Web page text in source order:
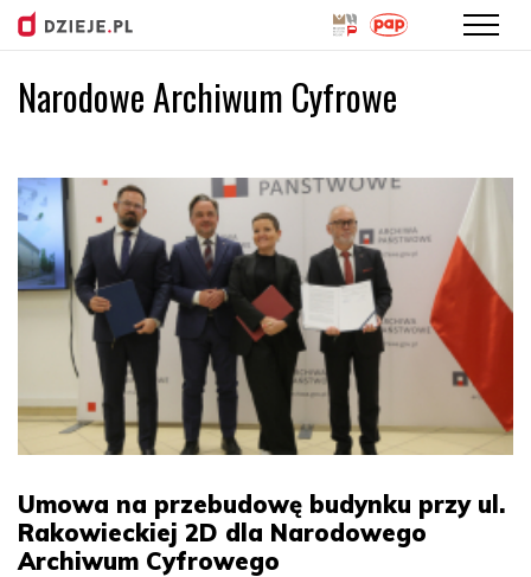
Przejdź
do
Narodowe Archiwum Cyfrowe
Umowa na przebudowę budynku przy ul.
Rakowieckiej 2D dla Narodowego
Archiwum Cyfrowego